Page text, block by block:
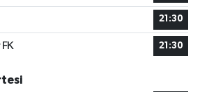
21:30
21:30